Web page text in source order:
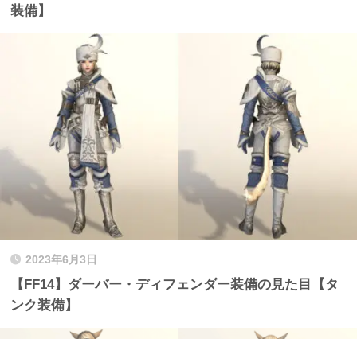
装備】
2023年6月3日
【FF14】ダーバー・ディフェンダー装備の見た目【タ
ンク装備】